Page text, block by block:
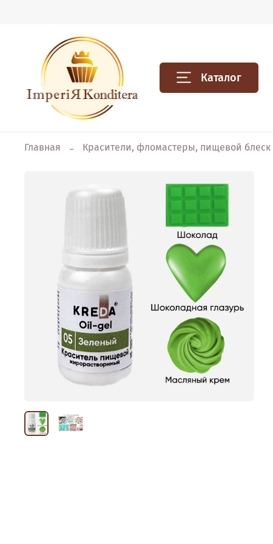
Каталог
Главная Красители, фломастеры, пищевой блеск